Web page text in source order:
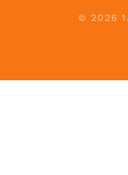
© 2026